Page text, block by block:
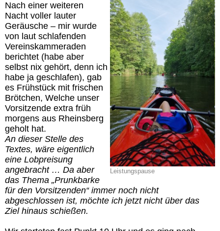
Leistungspause
Nach einer weiteren
Nacht voller lauter
Geräusche – mir wurde
von laut schlafenden
Vereinskammeraden
berichtet (habe aber
selbst nix gehört, denn ich
habe ja geschlafen), gab
es Frühstück mit frischen
Brötchen, Welche unser
Vorsitzende extra früh
morgens aus Rheinsberg
geholt hat.
An dieser Stelle des
Textes, wäre eigentlich
eine Lobpreisung
angebracht … Da aber
das Thema „Prunkbarke
für den Vorsitzenden“ immer noch nicht
abgeschlossen ist, möchte ich jetzt nicht über das
Ziel hinaus schießen.